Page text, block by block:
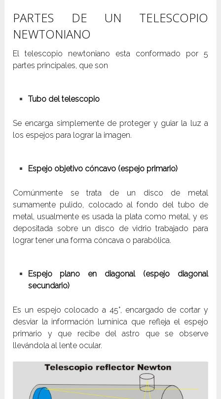
PARTES DE UN TELESCOPIO
NEWTONIANO
El telescopio newtoniano esta conformado por 5
partes principales, que son
Tubo del telescopio
Se encarga simplemente de proteger y guiar la luz a
los espejos para lograr la imagen.
Espejo objetivo cóncavo (espejo primario)
Comúnmente se trata de un disco de metal
sumamente pulido, colocado al fondo del tubo de
metal, usualmente es usada la plata como metal, y es
depositada sobre un disco de vidrio trabajado para
lograr tener una forma cóncava o parabólica.
Espejo plano en diagonal (espejo diagonal
secundario)
Es un espejo colocado a 45°, encargado de cortar y
desviar la información lumínica que refleja el espejo
primario y que recibe del astro que se observe
llevándola al lente ocular.